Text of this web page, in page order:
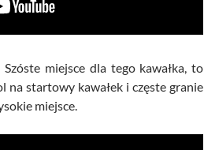
miejsce dla tego kawałka, to
na startowy kawałek i częste granie
miejsce.